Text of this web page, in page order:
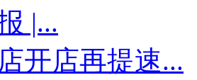
|...
开店再提速...